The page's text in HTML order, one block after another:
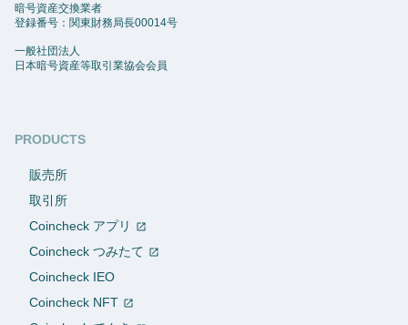
暗号資産交換業者
登録番号：関東財務局長00014号
一般社団法人
日本暗号資産等取引業協会会員
PRODUCTS
販売所
取引所
Coincheck アプリ
Coincheck つみたて
Coincheck IEO
Coincheck NFT